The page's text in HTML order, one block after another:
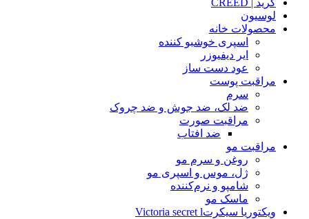
کرید | CREED
لوسیون
محصولات خانه
اسپری خوشبو کننده
ایر دیفیوزر
عود دست ساز
مراقبت پوست
سرم
ضد لک، ضد جوش و ضد چروک
مراقبت صورت
ضد افتاب
مراقبت مو
روغن و سرم مو
ژل، موس و اسپری مو
شامپو و نرم‌کننده
ماسک مو
ویکتوریا سیکرتVictoria secret l